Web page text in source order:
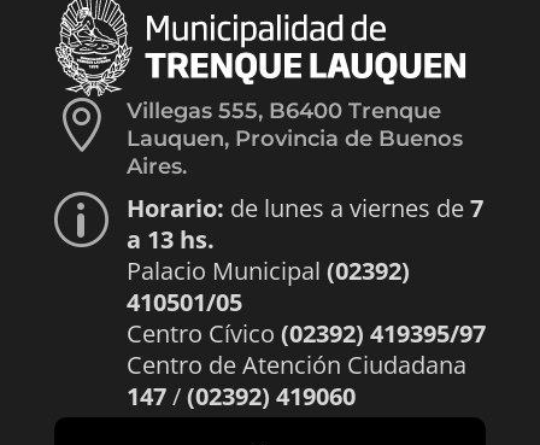

Villegas 555, B6400 Trenque
Lauquen, Provincia de Buenos
Aires.
p Horario: de lunes a viernes de7
a 13 hs.
Palacio Municipal (02392)
410501/05
Centro Cívico (02392) 419395/97
Centro de Atención Ciudadana
147/(02392) 419060